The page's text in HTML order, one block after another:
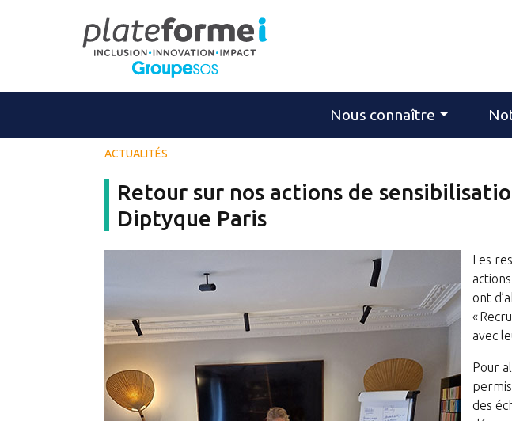
Nous connaître
ACTUALITÉS
Retour sur nos actions de
Diptyque Paris
Les
ont
«
avec
Pour
des